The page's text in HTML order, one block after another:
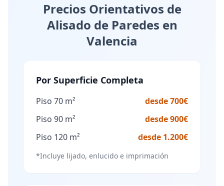
Precios Orientativos de
Alisado de Paredes en
Valencia
Por Superficie Completa
Piso 70 m²
desde 700€
Piso 90 m²
desde 900€
Piso 120 m²
desde 1.200€
*Incluye lijado, enlucido e imprimación